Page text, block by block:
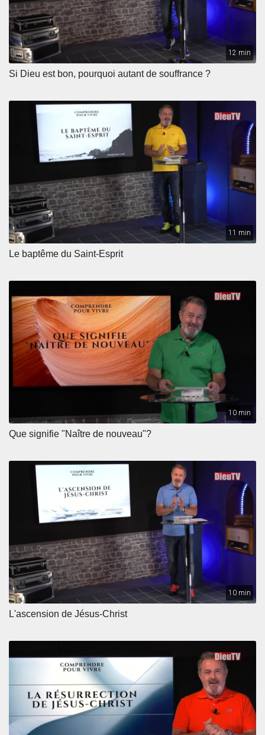
12 min
Si Dieu est bon, pourquoi autant de souffrance ?
11 min
Le baptême du Saint-Esprit
10 min
Que signifie "Naître de nouveau"?
10 min
L'ascension de Jésus-Christ